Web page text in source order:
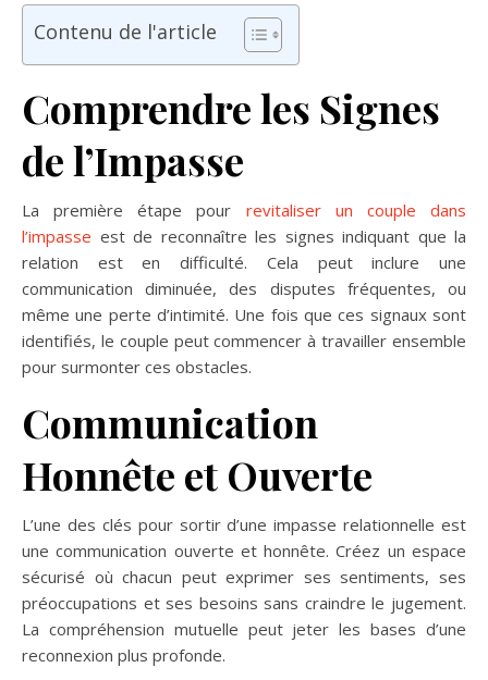
Contenu de l'article
Comprendre les Signes
de l’Impasse
La première étape pour revitaliser un couple dans
l’impasse est de reconnaître les signes indiquant que la
relation est en difficulté. Cela peut inclure une
communication diminuée, des disputes fréquentes, ou
même une perte d’intimité. Une fois que ces signaux sont
identifiés, le couple peut commencer à travailler ensemble
pour surmonter ces obstacles.
Communication
Honnête et Ouverte
L’une des clés pour sortir d’une impasse relationnelle est
une communication ouverte et honnête. Créez un espace
sécurisé où chacun peut exprimer ses sentiments, ses
préoccupations et ses besoins sans craindre le jugement.
La compréhension mutuelle peut jeter les bases d’une
reconnexion plus profonde.